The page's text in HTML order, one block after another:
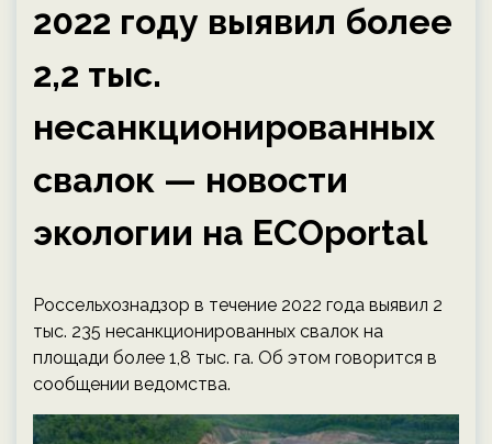
2022 году выявил более
2,2 тыс.
несанкционированных
свалок — новости
экологии на ECOportal
Россельхознадзор в течение 2022 года выявил 2
тыс. 235 несанкционированных свалок на
площади более 1,8 тыс. га. Об этом говорится в
сообщении ведомства.